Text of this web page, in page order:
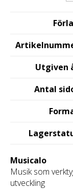
Utgiven
Antal
Musicalo
Musik som
utveckling